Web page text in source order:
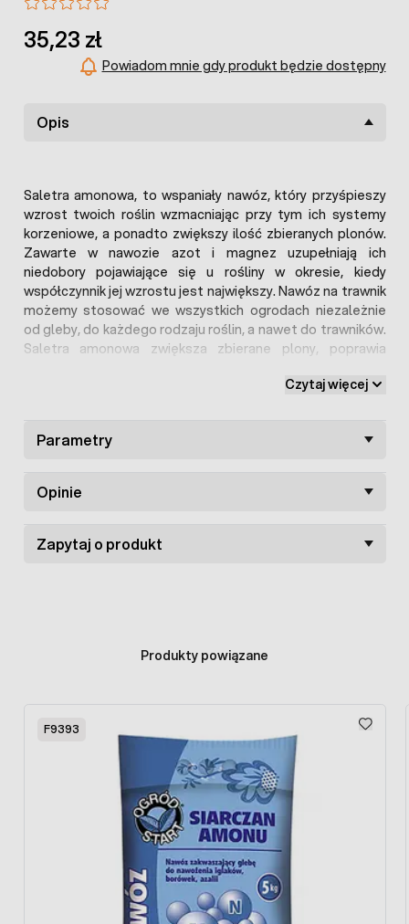
35,23 zł
Powiadom mnie gdy produkt będzie dostępny
Opis
Saletra amonowa, to wspaniały nawóz, który przyśpieszy
wzrost twoich roślin wzmacniając przy tym ich systemy
korzeniowe, a ponadto zwiększy ilość zbieranych plonów.
Zawarte w nawozie azot i magnez uzupełniają ich
niedobory pojawiające się u rośliny w okresie, kiedy
współczynnik jej wzrostu jest największy. Nawóz na trawnik
możemy stosować we wszystkich ogrodach niezależnie
od gleby, do każdego rodzaju roślin, a nawet do trawników.
Saletra amonowa zwiększa zbierane plony, poprawia
należyty rozwój przez całą długość trwania procesu.
Jednorazowa dawka
0,5 - 0,7
1,5 - 2,2
2,2 - 3,0
3,0 - 3,5
Czytaj więcej
Parametry
Opinie
Zapytaj o produkt
Produkty powiązane
F9393